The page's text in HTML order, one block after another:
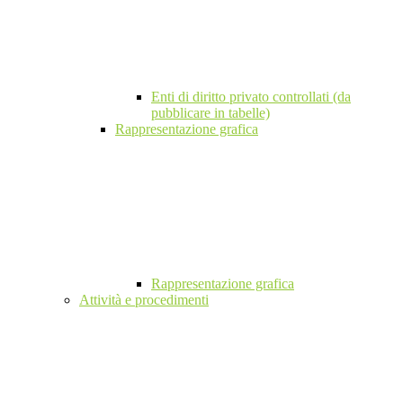
Enti di diritto privato controllati (da
pubblicare in tabelle)
Rappresentazione grafica
Rappresentazione grafica
Attività e procedimenti